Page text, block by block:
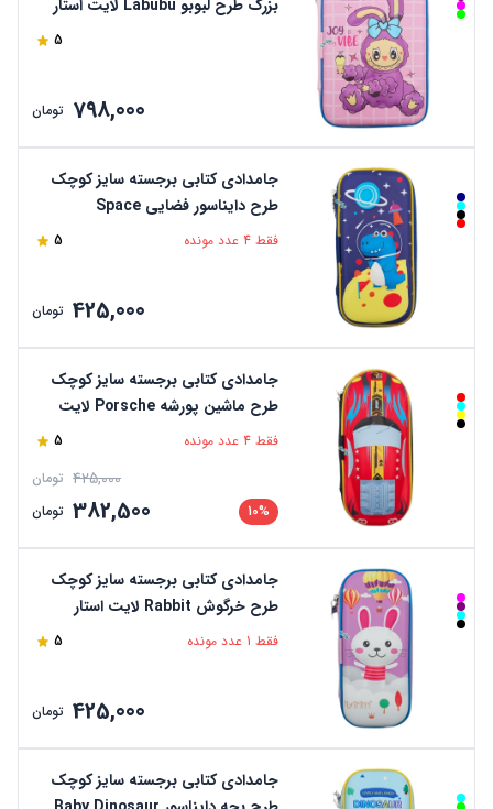
بزرگ طرح لبوبو Labubu لایت استار
5
798,000 تومان
جامدادی کتابی برجسته سایز کوچک
طرح دایناسور فضایی Space
Dinosaur لایت استار
فقط 4 عدد مونده 5
425,000 تومان
جامدادی کتابی برجسته سایز کوچک
طرح ماشین پورشه Porsche لایت
استار
فقط 4 عدد مونده 5
425,000 تومان
10%
382,500 تومان
جامدادی کتابی برجسته سایز کوچک
طرح خرگوش Rabbit لایت استار
فقط 1 عدد مونده 5
425,000 تومان
جامدادی کتابی برجسته سایز کوچک